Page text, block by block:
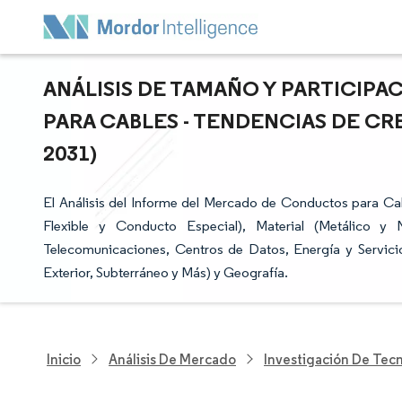
ANÁLISIS DE TAMAÑO Y
PARA CABLES - TENDENCIAS DE
2031)
El Análisis del Informe del Mercado de Conductos para
Flexible y Conducto Especial), Material (Metálico
Telecomunicaciones, Centros de Datos, Energía y
Exterior, Subterráneo y Más) y Geografía.
Inicio Análisis De Mercado Investigación De